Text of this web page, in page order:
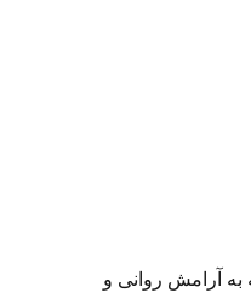
به آرامش روانی و